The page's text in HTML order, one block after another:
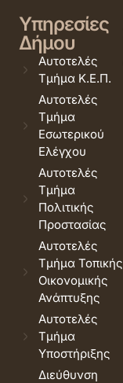
Υπηρεσίες
Δήμου
Αυτοτελές
Τμήμα Κ.Ε.Π.
Αυτοτελές
Τμήμα
Εσωτερικού
Ελέγχου
Αυτοτελές
Τμήμα
Πολιτικής
Προστασίας
Αυτοτελές
Τμήμα Τοπικής
Οικονομικής
Ανάπτυξης
Αυτοτελές
Τμήμα
Υποστήριξης
Διεύθυνση